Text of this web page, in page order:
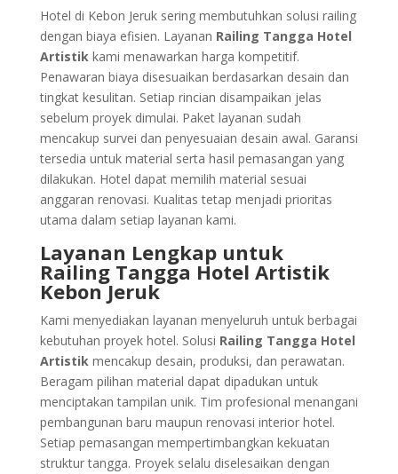
Hotel di Kebon Jeruk sering membutuhkan solusi railing
dengan biaya efisien. Layanan Railing Tangga Hotel
Artistikkami menawarkan harga kompetitif.
Penawaran biaya disesuaikan berdasarkan desain dan
tingkat kesulitan. Setiap rincian disampaikan jelas
sebelum proyek dimulai. Paket layanan sudah
mencakup survei dan penyesuaian desain awal. Garansi
tersedia untuk material serta hasil pemasangan yang
dilakukan. Hotel dapat memilih material sesuai
anggaran renovasi. Kualitas tetap menjadi prioritas
utama dalam setiap layanan kami.
Layanan Lengkap untuk
Railing Tangga Hotel Artistik
Kebon Jeruk
Kami menyediakan layanan menyeluruh untuk berbagai
kebutuhan proyek hotel. Solusi Railing Tangga Hotel
Artistikmencakup desain, produksi, dan perawatan.
Beragam pilihan material dapat dipadukan untuk
menciptakan tampilan unik. Tim profesional menangani
pembangunan baru maupun renovasi interior hotel.
Setiap pemasangan mempertimbangkan kekuatan
struktur tangga. Proyek selalu diselesaikan dengan